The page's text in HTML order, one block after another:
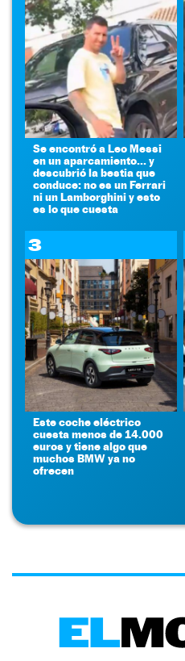
Se encontró a Leo Messi
en un aparcamiento... y
descubrió la bestia que
conduce: no es un Ferrari
ni un Lamborghini y esto
es lo que cuesta
3
Este coche eléctrico
cuesta menos de 14.000
euros y tiene algo que
muchos BMW ya no
ofrecen